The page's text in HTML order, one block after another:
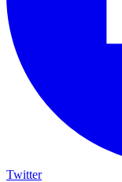
Twitter